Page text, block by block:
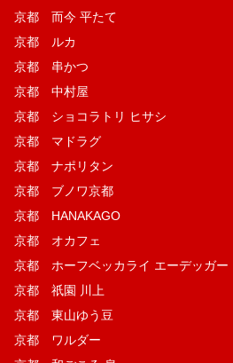
京都 而今 平たて
京都 ルカ
京都 串かつ
京都 中村屋
京都 ショコラトリ ヒサシ
京都 マドラグ
京都 ナポリタン
京都 ブノワ京都
京都 HANAKAGO
京都 オカフェ
京都 ホーフベッカライ エーデッガー
京都 祇園 川上
京都 東山ゆう豆
京都 ワルダー